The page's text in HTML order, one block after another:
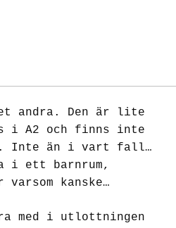
andra. Den är lite
i A2 och finns inte
Inte än i vart fall…
i ett barnrum,
kanske…
med i utlottningen